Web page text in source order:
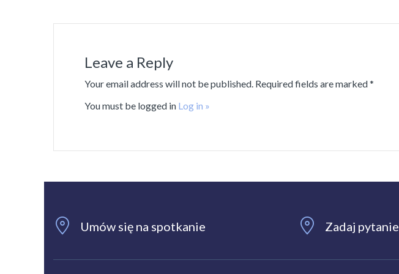
Leave a Reply
Your email address will not be published. Required fields are marked *
You must be logged in Log in »
Umów się na spotkanie Zadaj pytanie